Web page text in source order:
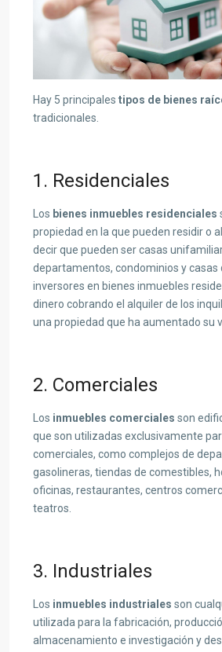
Hay 5 principales tipos de bienes
tradicionales.
1. Residenciales
Los bienes inmuebles residenciales
propiedad en la que pueden residir o
decir que pueden ser casas
departamentos, condominios y casas
inversores en bienes inmuebles
dinero cobrando el alquiler de los
una propiedad que ha aumentado su
2. Comerciales
Los inmuebles comerciales son
que son utilizadas exclusivamente
comerciales, como complejos de
gasolineras, tiendas de comestibles,
oficinas, restaurantes, centros
teatros.
3. Industriales
Los inmuebles industriales son
utilizada para la fabricación,
almacenamiento e investigación y